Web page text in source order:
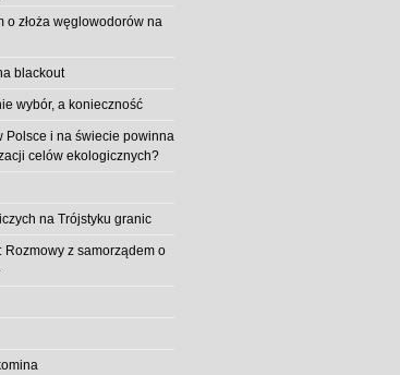
o złoża węglowodorów na
blackout
wybór, a konieczność
Polsce i na świecie powinna
celów ekologicznych?
na Trójstyku granic
Rozmowy z samorządem o